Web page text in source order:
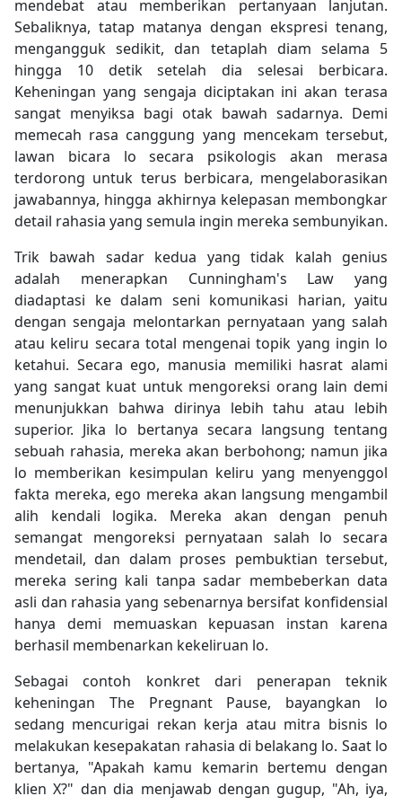
mendebat atau memberikan pertanyaan lanjutan.
Sebaliknya, tatap matanya dengan ekspresi tenang,
mengangguk sedikit, dan tetaplah diam selama 5
hingga 10 detik setelah dia selesai berbicara.
Keheningan yang sengaja diciptakan ini akan terasa
sangat menyiksa bagi otak bawah sadarnya. Demi
memecah rasa canggung yang mencekam tersebut,
lawan bicara lo secara psikologis akan merasa
terdorong untuk terus berbicara, mengelaborasikan
jawabannya, hingga akhirnya kelepasan membongkar
detail rahasia yang semula ingin mereka sembunyikan.
Trik bawah sadar kedua yang tidak kalah genius
adalah menerapkan Cunningham's Law yang
diadaptasi ke dalam seni komunikasi harian, yaitu
dengan sengaja melontarkan pernyataan yang salah
atau keliru secara total mengenai topik yang ingin lo
ketahui. Secara ego, manusia memiliki hasrat alami
yang sangat kuat untuk mengoreksi orang lain demi
menunjukkan bahwa dirinya lebih tahu atau lebih
superior. Jika lo bertanya secara langsung tentang
sebuah rahasia, mereka akan berbohong; namun jika
lo memberikan kesimpulan keliru yang menyenggol
fakta mereka, ego mereka akan langsung mengambil
alih kendali logika. Mereka akan dengan penuh
semangat mengoreksi pernyataan salah lo secara
mendetail, dan dalam proses pembuktian tersebut,
mereka sering kali tanpa sadar membeberkan data
asli dan rahasia yang sebenarnya bersifat konfidensial
hanya demi memuaskan kepuasan instan karena
berhasil membenarkan kekeliruan lo.
Sebagai contoh konkret dari penerapan teknik
keheningan The Pregnant Pause, bayangkan lo
sedang mencurigai rekan kerja atau mitra bisnis lo
melakukan kesepakatan rahasia di belakang lo. Saat lo
bertanya, "Apakah kamu kemarin bertemu dengan
klien X?" dan dia menjawab dengan gugup, "Ah, iya,